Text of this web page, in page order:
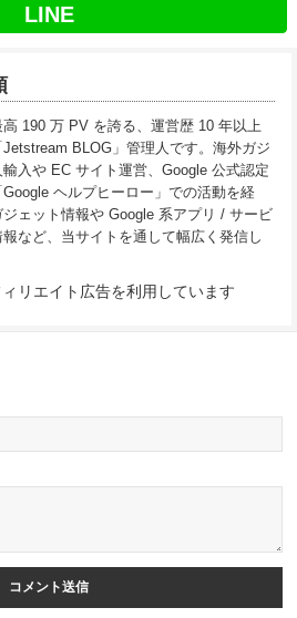
LINE
190 万 PV を誇る、運営歴 10 年以上
BLOG」管理人です。海外ガジ
輸入や EC サイト運営、Google 公式認定
ヘルプヒーロー」での活動を経
ェット情報や Google 系アプリ / サービ
など、当サイトを通して幅広く発信し
リエイト広告を利用しています